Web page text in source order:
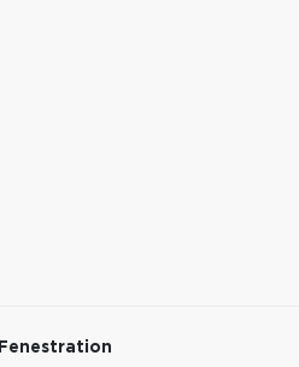
Fenestration